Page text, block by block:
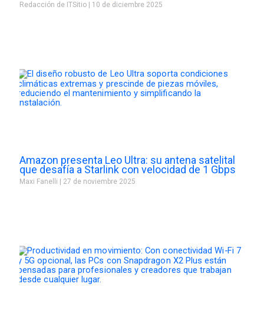
Redacción de ITSitio 10 de diciembre 2025
Amazon presenta Leo Ultra: su antena satelital
que desafía a Starlink con velocidad de 1 Gbps
Maxi Fanelli 27 de noviembre 2025